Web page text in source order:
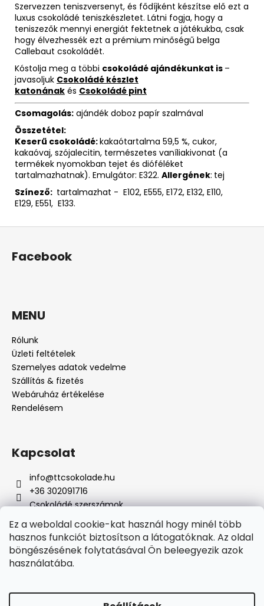
Ez a weboldal cookie-kat használ hogy minél több
hasznos funkciót biztosítson a látogatóknak. Az oldal
böngészésének folytatásával Ön beleegyezik azok
használatába.
Szervezzen teniszversenyt, és fődíjként készítse elő ezt a
luxus csokoládé teniszkészletet. Látni fogja, hogy a
teniszezők mennyi energiát fektetnek a játékukba, csak
hogy élvezhessék ezt a prémium minőségű belga
Callebaut csokoládét.
Kóstolja meg a többi csokoládé ajándékunkat is –
javasoljuk Csokoládé készlet
katonának és Csokoládé pint
Csomagolás: ajándék doboz papír szalmával
Összetétel:
Keserű csokoládé:kakaótartalma 59,5 %, cukor,
kakaóvaj, szójalecitin, természetes vaníliakivonat (a
termékek nyomokban tejet és dióféléket
tartalmazhatnak). Emulgátor: E322. Allergének: tej
Színező: tartalmazhat - E102, E555, E172, E132, E110,
E129, E551, E133.
Facebook
MENU
Rólunk
Üzleti feltételek
Szemelyes adatok vedelme
Szállítás & fizetés
Webáruház értékelése
Rendelésem
Kapcsolat
info@ttcsokolade.hu
+36 302091716
Csokoládé szerszámok
Online fizetési lehetőséget biztosítunk